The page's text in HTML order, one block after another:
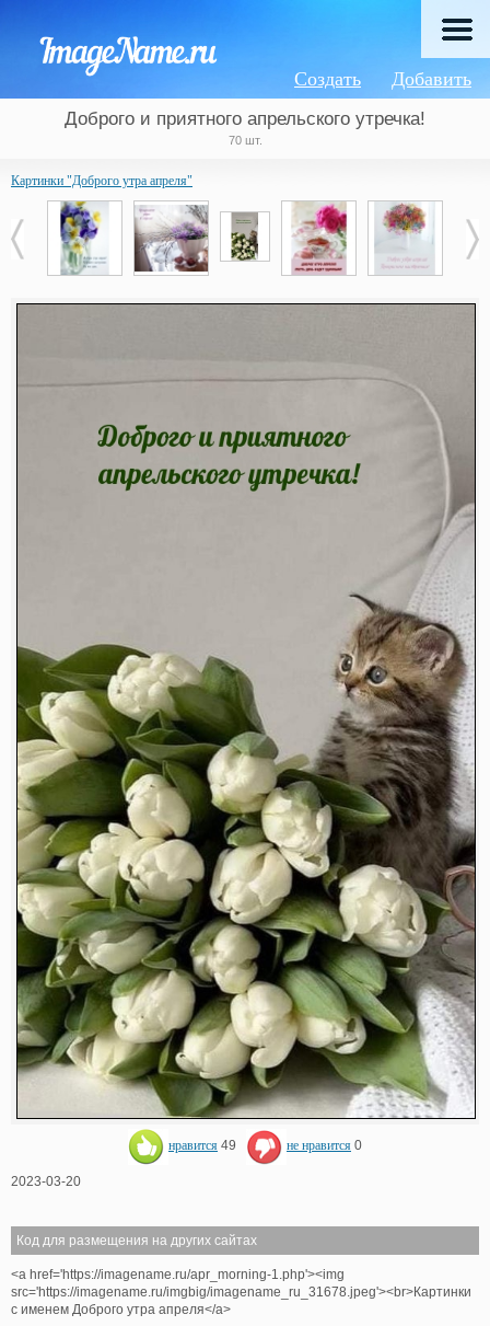
Добавить
Создать
Доброго и приятного апрельского утречка!
70 шт.
Картинки "Доброго утра апреля"
нравится 49 не нравится 0
2023-03-20
Код для размещения на других сайтах
<a href='https://imagename.ru/apr_morning-1.php'><img
src='https://imagename.ru/imgbig/imagename_ru_31678.jpeg'><br>Картинки
с именем Доброго утра апреля</a>